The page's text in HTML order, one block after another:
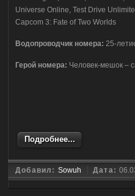
Universe Online, Test Drive
Capcom 3: Fate of Two Worlds
Водопроводчик номера: 25-
Герой номера: Человек-мешок –
Подробнее...
Добавил: Sowuh Дата: